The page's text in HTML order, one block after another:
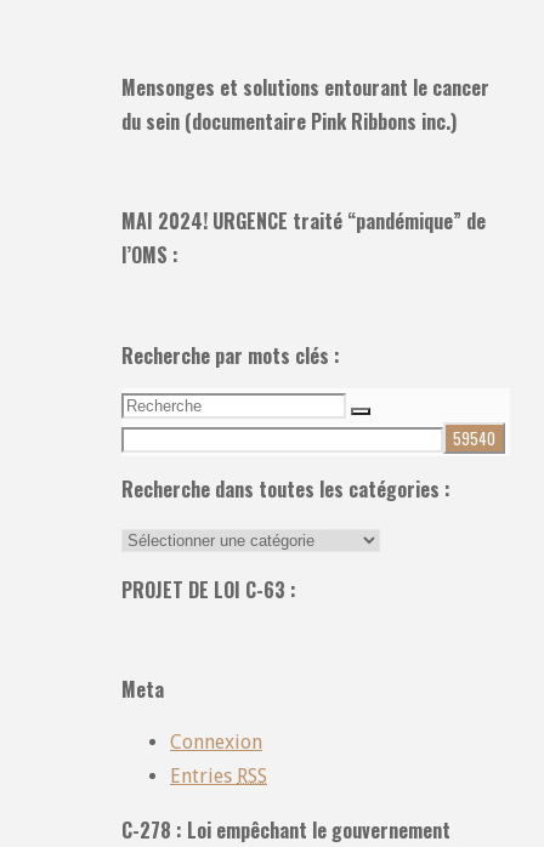
Mensonges et solutions entourant le cancer
du sein (documentaire Pink Ribbons inc.)
MAI 2024! URGENCE traité “pandémique” de
l’OMS :
Recherche par mots clés :
Recherche
pour:
Recherche
Recherche dans toutes les catégories :
Recherche
toutes
PROJET DE LOI C-63 :
Meta
Connexion
Entries RSS
C-278 : Loi empêchant le gouvernement